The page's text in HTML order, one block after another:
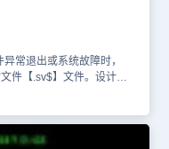
常退出或系统故障时，
件【.sv$】文件。设计师
，将该文件的后缀名修改
设计图纸资源中、使